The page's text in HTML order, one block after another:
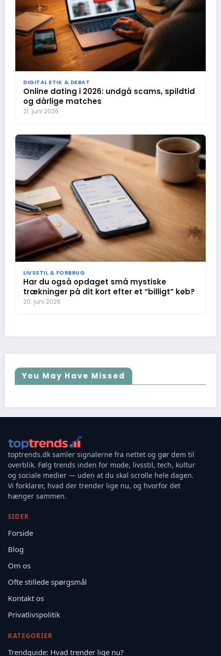
DIGITAL ETIK & DEBAT
Online dating i 2026: undgå scams, spildtid
og dårlige matches
21. juni 2026
LIVSSTIL & FORBRUG
Har du også opdaget små mystiske
trækninger på dit kort efter et “billigt” køb?
20. juni 2026
You May Have Missed
toptrends.dk samler signalerne fra nettet og gør dem til
overblik. Følg trends inden for mode, livsstil, tech, kultur
og sociale medier — uden at du skal scrolle hele dagen.
Vi forklarer, hvad der trender lige nu, og hvorfor det
hænger sammen.
SIDER
Forside
Blog
Om os
Ofte stillede spørgsmål
Kontakt os
Privatlivspolitik
KATEGORIER
Trendguide: Hvad trender lige nu?